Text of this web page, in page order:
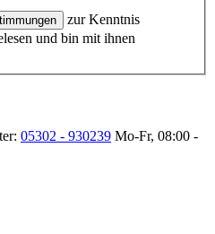
zur Kenntnis
und bin mit ihnen
05302 - 930239 Mo-Fr, 08:00 -